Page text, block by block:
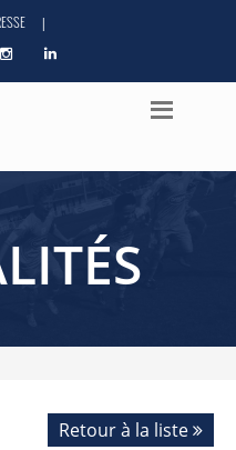
|
Retour à la liste